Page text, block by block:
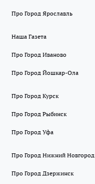
Про Город Ярославль
Наша Газета
Про Город Иваново
Про Город Йошкар-Ола
Про Город Курск
Про Город Рыбинск
Про Город Уфа
Про Город Нижний Новгород
Про Город Дзержинск